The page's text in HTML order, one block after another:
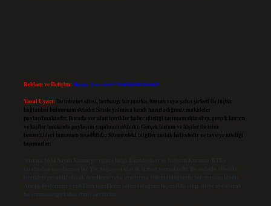
Reklam ve İletişim:Skype: live:.cid.575569c608265c69
Yasal Uyarı: Bu internet sitesi, herhangi bir marka, kurum veya şahıs şirketi ile hiçbir
bağlantısı bulunmamaktadır. Sitede yalnızca kendi hazırladığımız makaleler
paylaşılmaktadır. Burada yer alan içerikler haber niteliği taşımamakta olup, gerçek kurum
ve kişiler hakkında paylaşım yapılmamaktadır. Gerçek kurum ve kişiler ile isim
benzerlikleri tamamen tesadüfidir. Sitemizdeki bilgiler taslak halindedir ve tavsiye niteliği
taşımazlar.
Sitemiz, 5651 Sayılı Kanun gereğince Bilgi Teknolojileri ve İletişim Kurumu (BTK)
tarafından onaylanmış bir Yer Sağlayıcı olarak hizmet vermektedir. Bu nedenle, sitedeki
içerikleri proaktif olarak denetleme veya araştırma yükümlülüğümüz bulunmamaktadır.
Ancak, üyelerimiz yazdıkları içeriklerin sorumluluğunu taşımakta olup, siteye üye olarak
bu sorumluluğu kabul etmiş sayılırlar.